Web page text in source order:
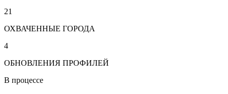
21
ОХВАЧЕННЫЕ ГОРОДА
4
ОБНОВЛЕНИЯ ПРОФИЛЕЙ
В процессе